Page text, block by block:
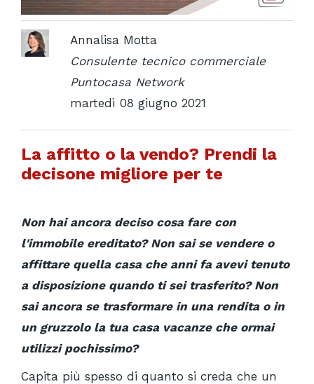
Annalisa Motta
Consulente tecnico commerciale
Puntocasa Network
martedì 08 giugno 2021
La affitto o la vendo? Prendi la
decisone migliore per te
Non hai ancora deciso cosa fare con
l'immobile ereditato? Non sai se vendere o
affittare quella casa che anni fa avevi tenuto
a disposizione quando ti sei trasferito? Non
sai ancora se trasformare in una rendita o in
un gruzzolo la tua casa vacanze che ormai
utilizzi pochissimo?
Capita più spesso di quanto si creda che un